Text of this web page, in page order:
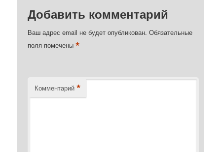
Добавить комментарий
Ваш адрес email не будет опубликован. Обязательные
поля помечены*
Комментарий *